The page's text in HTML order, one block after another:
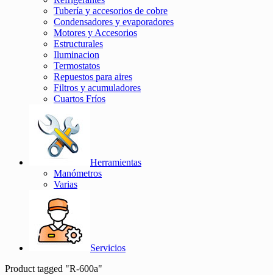
Tubería y accesorios de cobre
Condensadores y evaporadores
Motores y Accesorios
Estructurales
Iluminacion
Termostatos
Repuestos para aires
Filtros y acumuladores
Cuartos Fríos
Herramientas
Manómetros
Varias
Servicios
Product tagged "R-600a"